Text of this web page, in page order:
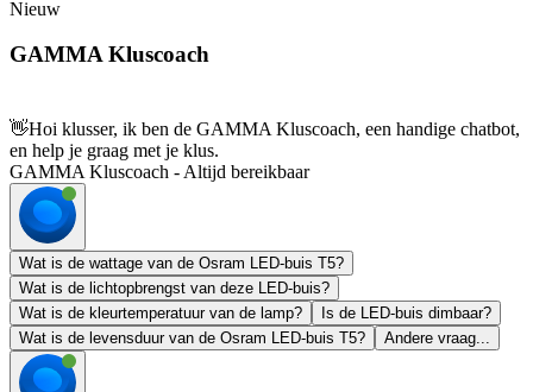
Nieuw
GAMMA Kluscoach
👋Hoi klusser, ik ben de GAMMA Kluscoach, een handige chatbot,
en help je graag met je klus.
GAMMA Kluscoach - Altijd bereikbaar
Wat is de wattage van de Osram LED-buis T5?
Wat is de lichtopbrengst van deze LED-buis?
Wat is de kleurtemperatuur van de lamp?
Is de LED-buis dimbaar?
Wat is de levensduur van de Osram LED-buis T5?
Andere vraag...